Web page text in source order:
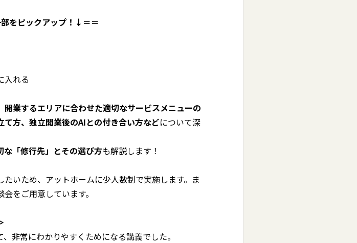
をピックアップ！↓＝＝
入れる
開業するエリアに合わせた適切なサービスメニューの
方、独立開業後のAIとの付き合い方などについて深
な「修行先」とその選び方も解説します！
いため、アットホームに少人数制で実施します。ま
をご用意しています。
非常にわかりやすくためになる講義でした。